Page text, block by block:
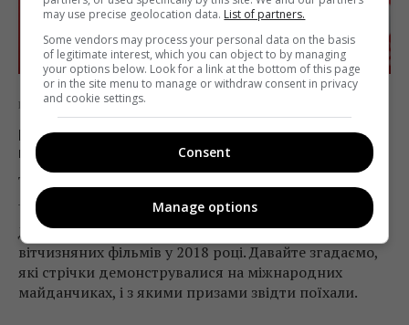
Кіно Новини
Підсумки року: як українське кіно
підкорювало фестивалі
Telekritika
Держкіно відзвітувало про фестивальні успіхи
вітчизняних фільмів у 2018 році. Давайте згадаємо,
які стрічки демонструвалися на міжнародних
майданчиках, і з якими призами звідти поїхали.
may use precise geolocation data. List of partners.
Some vendors may process your personal data on the basis
of legitimate interest, which you can object to by managing
your options below. Look for a link at the bottom of this page
or in the site menu to manage or withdraw consent in privacy
and cookie settings.
Consent
Manage options